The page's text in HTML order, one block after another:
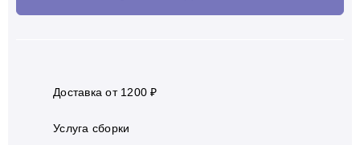
Доставка от 1200 ₽
Услуга сборки